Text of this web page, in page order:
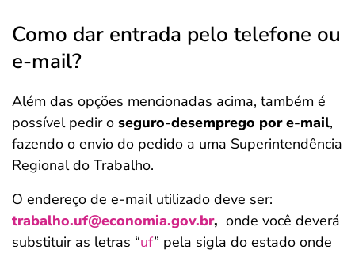
Como dar entrada pelo telefone ou
e-mail?
Além das opções mencionadas acima, também é
possível pedir o seguro-desemprego por e-mail,
fazendo o envio do pedido a uma Superintendência
Regional do Trabalho.
O endereço de e-mail utilizado deve ser:
trabalho.uf@economia.gov.br, onde você deverá
substituir as letras “uf” pela sigla do estado onde